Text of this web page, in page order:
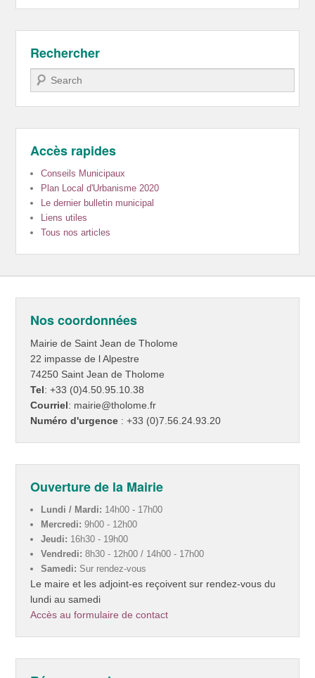
Rechercher
Recherche
Accès rapides
Conseils Municipaux
Plan Local d'Urbanisme 2020
Le dernier bulletin municipal
Liens utiles
Tous nos articles
Nos coordonnées
Mairie de Saint Jean de Tholome
22 impasse de l Alpestre
74250 Saint Jean de Tholome
Tel: +33 (0)4.50.95.10.38
Courriel: mairie@tholome.fr
Numéro d'urgence : +33 (0)7.56.24.93.20
Ouverture de la Mairie
Lundi / Mardi: 14h00 - 17h00
Mercredi: 9h00 - 12h00
Jeudi: 16h30 - 19h00
Vendredi: 8h30 - 12h00 / 14h00 - 17h00
Samedi: Sur rendez-vous
Le maire et les adjoint-es reçoivent sur rendez-vous du
lundi au samedi
Accès au formulaire de contact